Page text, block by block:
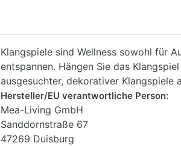
Klangspiele sind Wellness sowohl für
entspannen. Hängen Sie das
ausgesuchter, dekorativer Klangspiele
Hersteller/EU verantwortliche Person:
Mea-Living GmbH
Sanddornstraße 67
47269 Duisburg